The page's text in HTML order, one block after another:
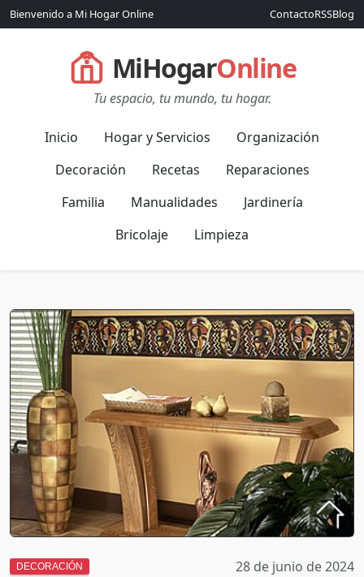
Bienvenido a Mi Hogar Online ContactoRSSBlog
MiHogarOnline
Tu espacio, tu mundo, tu hogar.
Inicio Hogar y Servicios
Organización
Decoración
Recetas
Reparaciones
Familia
Manualidades
Jardinería
Bricolaje
Limpieza
DECORACIÓN 28 de junio de 2024